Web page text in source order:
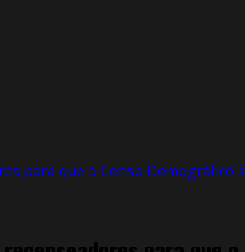
para que o Censo Demográfico